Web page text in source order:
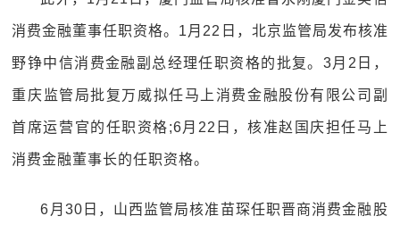
消费金融董事任职资格。1月22日，北京监管局发布核准
野铮中信消费金融副总经理任职资格的批复。3月2日，
重庆监管局批复万威拟任马上消费金融股份有限公司副
首席运营官的任职资格;6月22日，核准赵国庆担任马上
消费金融董事长的任职资格。
6月30日，山西监管局核准苗琛任职晋商消费金融股